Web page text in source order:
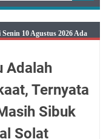
Kuningan Senin 10 Agustus
Samsat Keliling
Apapun Tetap Cari Allah, Ini
Senin 10 Agustus 2026
Adalah
Ternyata
Sibuk
Solat